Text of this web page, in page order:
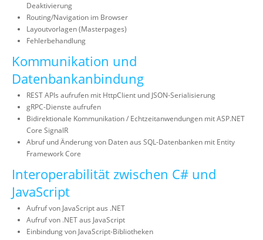
Deaktivierung
Routing/Navigation im Browser
Layoutvorlagen (Masterpages)
Fehlerbehandlung
Kommunikation und
Datenbankanbindung
REST APIs aufrufen mit HttpClient und JSON-Serialisierung
gRPC-Dienste aufrufen
Bidirektionale Kommunikation / Echtzeitanwendungen mit ASP.NET
Core SignalR
Abruf und Änderung von Daten aus SQL-Datenbanken mit Entity
Framework Core
Interoperabilität zwischen C# und
JavaScript
Aufruf von JavaScript aus .NET
Aufruf von .NET aus JavaScript
Einbindung von JavaScript-Bibliotheken